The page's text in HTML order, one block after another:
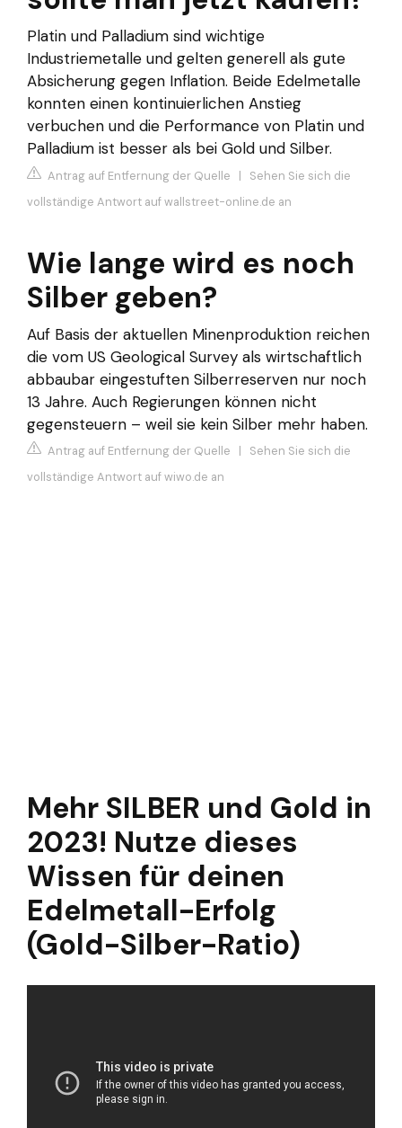
Platin und Palladium sind wichtige
Industriemetalle und gelten generell als gute
Absicherung gegen Inflation. Beide Edelmetalle
konnten einen kontinuierlichen Anstieg
verbuchen und die Performance von Platin und
Palladium ist besser als bei Gold und Silber.
Antrag auf Entfernung der Quelle | Sehen Sie sich die
vollständige Antwort auf wallstreet-online.de an
Wie lange wird es noch
Silber geben?
Auf Basis der aktuellen Minenproduktion reichen
die vom US Geological Survey als wirtschaftlich
abbaubar eingestuften Silberreserven nur noch
13 Jahre. Auch Regierungen können nicht
gegensteuern – weil sie kein Silber mehr haben.
Antrag auf Entfernung der Quelle | Sehen Sie sich die
vollständige Antwort auf wiwo.de an
Mehr SILBER und Gold in
2023! Nutze dieses
Wissen für deinen
Edelmetall-Erfolg
(Gold-Silber-Ratio)